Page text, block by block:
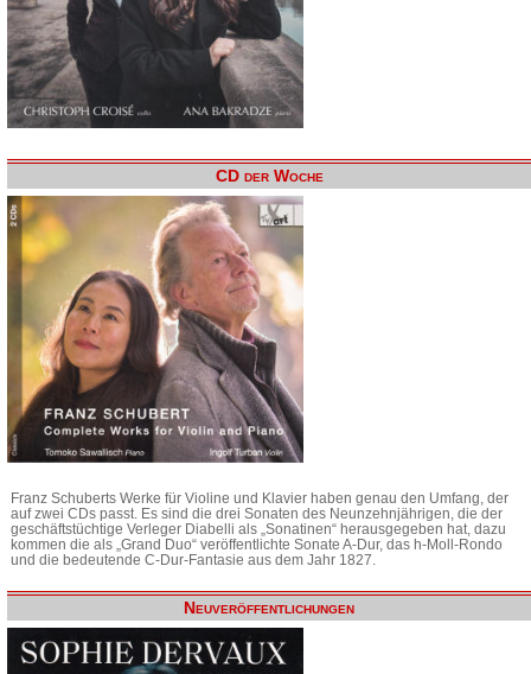
CD der Woche
Franz Schuberts Werke für Violine und Klavier haben genau den Umfang, der
auf zwei CDs passt. Es sind die drei Sonaten des Neunzehnjährigen, die der
geschäftstüchtige Verleger Diabelli als „Sonatinen“ herausgegeben hat, dazu
kommen die als „Grand Duo“ veröffentlichte Sonate A-Dur, das h-Moll-Rondo
und die bedeutende C-Dur-Fantasie aus dem Jahr 1827.
Neuveröffentlichungen